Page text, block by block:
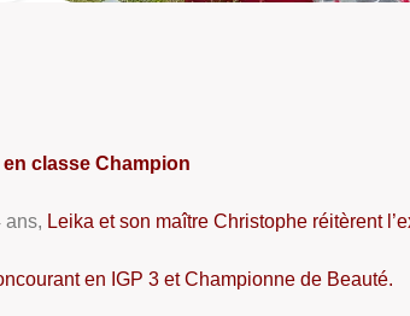
en classe Champion
ans, Leika et son maître Christophe réitèrent
en IGP 3 et Championne de Beauté.